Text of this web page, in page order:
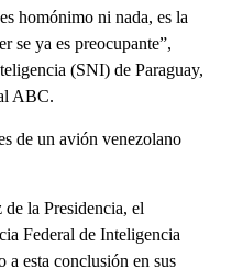
homónimo ni nada, es la
se ya es preocupante”,
(SNI) de Paraguay,
ABC.
de un avión venezolano
la Presidencia, el
Federal de Inteligencia
a esta conclusión en sus